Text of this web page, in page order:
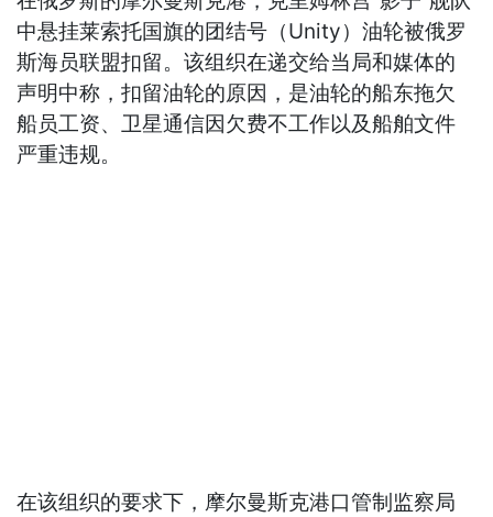
中悬挂莱索托国旗的团结号（Unity）油轮被俄罗
斯海员联盟扣留。该组织在递交给当局和媒体的
声明中称，扣留油轮的原因，是油轮的船东拖欠
船员工资、卫星通信因欠费不工作以及船舶文件
严重违规。
在该组织的要求下，摩尔曼斯克港口管制监察局